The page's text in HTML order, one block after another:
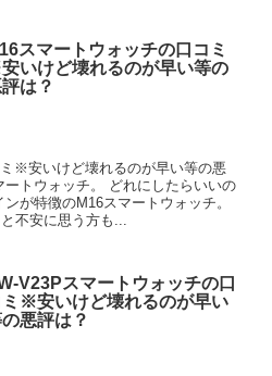
スマートウォッチの口コミ
いけど壊れるのが早い等の
は？
※安いけど壊れるのが早い等の悪
トウォッチ。 どれにしたらいいの
が特徴のM16スマートウォッチ。
不安に思う方も...
V23Pスマートウォッチの口
ミ※安いけど壊れるのが早い
悪評は？